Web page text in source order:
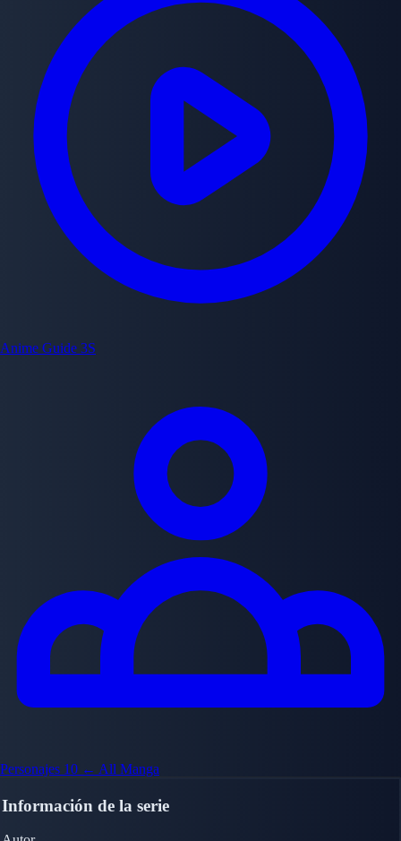
Anime Guide 3S
Personajes 10 ← All Manga
Información de la serie